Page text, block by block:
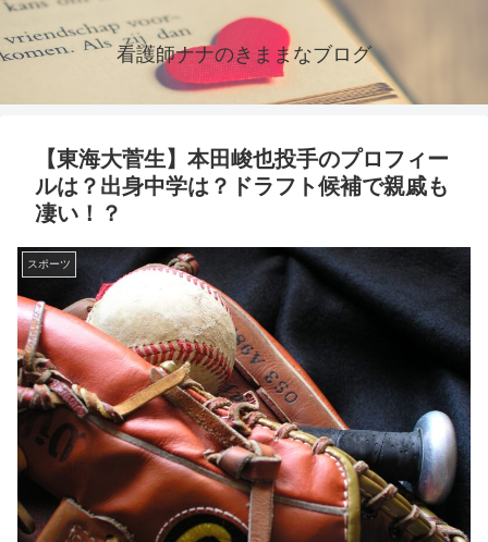
看護師ナナのきままなブログ
【東海大菅生】本田峻也投手のプロフィー
ルは？出身中学は？ドラフト候補で親戚も
凄い！？
スポーツ